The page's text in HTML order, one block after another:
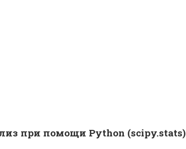
при помощи Python (scipy.stats)